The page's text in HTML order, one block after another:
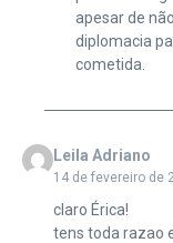
apesar de
diplomacia
cometida.
Leila Adriano
14 de fevereiro de
claro Érica!
tens toda razao